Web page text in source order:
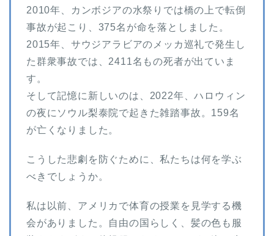
2010年、カンボジアの水祭りでは橋の上で転倒
事故が起こり、375名が命を落としました。
2015年、サウジアラビアのメッカ巡礼で発生し
た群衆事故では、2411名もの死者が出ていま
す。
そして記憶に新しいのは、2022年、ハロウィン
の夜にソウル梨泰院で起きた雑踏事故。159名
が亡くなりました。
こうした悲劇を防ぐために、私たちは何を学ぶ
べきでしょうか。
私は以前、アメリカで体育の授業を見学する機
会がありました。自由の国らしく、髪の色も服